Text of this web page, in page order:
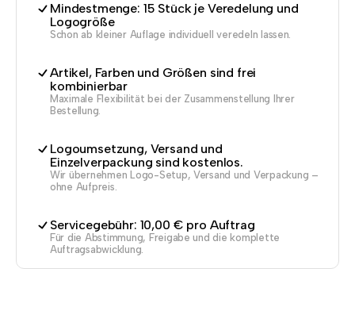
Mindestmenge: 15 Stück je Veredelung und
Logogröße
Schon ab kleiner Auflage individuell veredeln lassen.
Artikel, Farben und Größen sind frei
kombinierbar
Maximale Flexibilität bei der Zusammenstellung Ihrer
Bestellung.
Logoumsetzung, Versand und
Einzelverpackung sind kostenlos.
Wir übernehmen Logo-Setup, Versand und Verpackung –
ohne Aufpreis.
Servicegebühr: 10,00 € pro Auftrag
Für die Abstimmung, Freigabe und die komplette
Auftragsabwicklung.